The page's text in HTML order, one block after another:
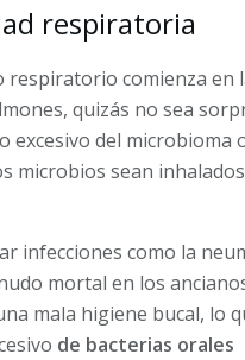
respiratoria
respiratorio comienza en
quizás no sea
excesivo del microbioma
microbios sean
infecciones como la
mortal en los
mala higiene bucal, lo
de bacterias orales